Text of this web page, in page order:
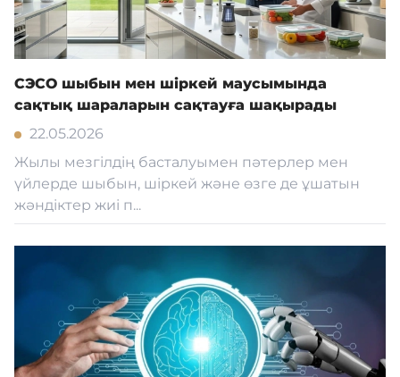
СЭСО шыбын мен шіркей маусымында
сақтық шараларын сақтауға шақырады
22.05.2026
Жылы мезгілдің басталуымен пәтерлер мен
үйлерде шыбын, шіркей және өзге де ұшатын
жәндіктер жиі п...